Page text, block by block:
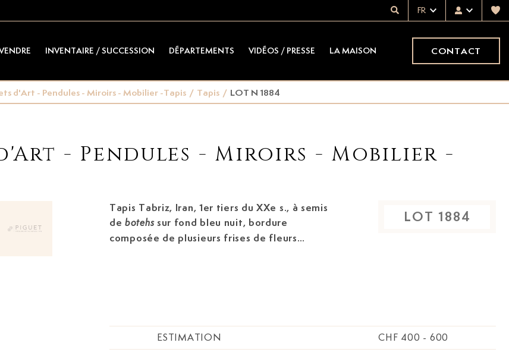
FR
INVENTAIRE / SUCCESSION DÉPARTEMENTS VIDÉOS / PRESSE LA MAISON CONTACT
d'Art - Pendules - Miroirs - Mobilier -Tapis / Tapis / LOT N 1884
- Pendules - Miroirs - Mobilier -
Tapis Tabriz, Iran, 1er tiers du XXe s.,
debotehssur fond bleu nuit, bordure
composée de plusieurs frises de fleurs
LOT 1884
ESTIMATION CHF 400 - 600